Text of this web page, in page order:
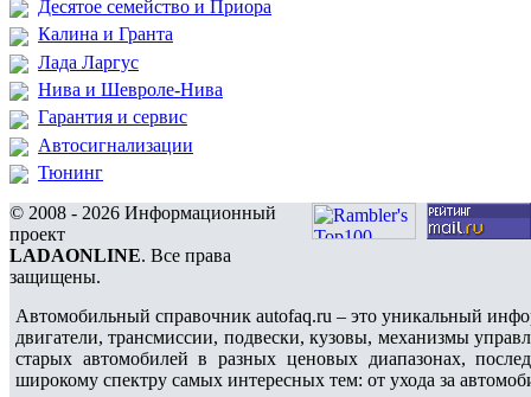
Десятое семейство и Приора
Калина и Гранта
Лада Ларгус
Нива и Шевроле-Нива
Гарантия и сервис
Автосигнализации
Тюнинг
© 2008 - 2026 Информационный
проект
LADAONLINE. Все права
защищены.
Автомобильный справочник autofaq.ru – это уникальный
двигатели, трансмиссии, подвески, кузовы, механизмы
старых автомобилей в разных ценовых диапазонах,
широкому спектру самых интересных тем: от ухода за